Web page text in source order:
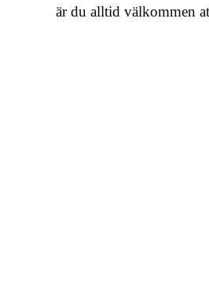
är du alltid välkommen